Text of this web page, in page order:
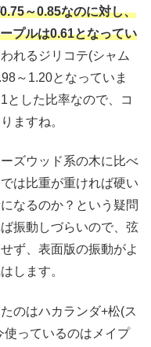
～0.85なのに対し、
プルは0.61となってい
れるジリコテ(シャム
～1.20となっていま
とした比率なので、コ
ますね。
ズウッド系の木に比べ
は比重が重ければ硬い
なるのか？という疑問
振動しづらいので、弦
ず、表面版の振動がよ
します。
のはハカランダ+松(ス
っているのはメイプ